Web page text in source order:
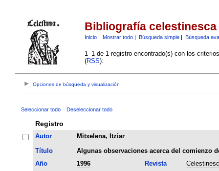
Bibliografía celestinesca
Inicio| Mostrar todo| Búsqueda simple| Búsqueda
1–1 de 1 registro encontrado(s) con los
(RSS):
Opciones de búsqueda y visualización
Seleccionar todo Deseleccionar todo
Registro
Autor
Mitxelena, Itziar
Título
Algunas observaciones acerca del comienzo
Año
1996 Revista